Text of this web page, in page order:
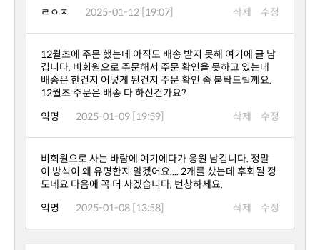
ㄹㅇㅈ
2025-01-12 [19:07] 삭제 수정
12월초 주문은 배송 다 하신건가요?
익명
2025-01-09 [19:59] 삭제 수정
도네요 다음에 꼭 더 사겠습니다, 번창하세요.
익명
2025-01-08 [13:58] 삭제 수정